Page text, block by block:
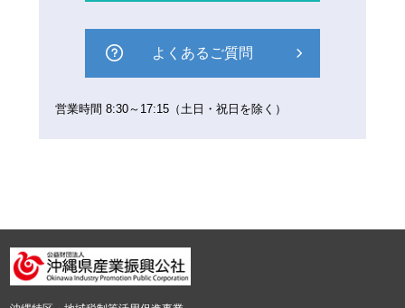
よくあるご質問
営業時間 8:30～17:15（土日・祝日を除く）